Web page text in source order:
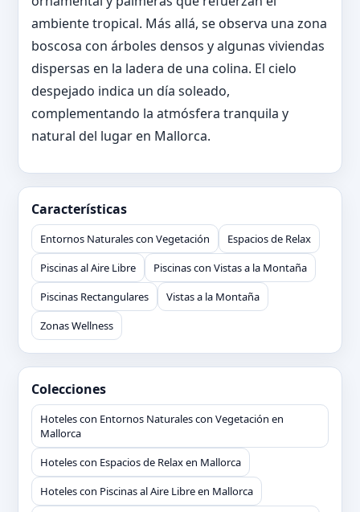
ambiente tropical. Más allá, se observa una zona
boscosa con árboles densos y algunas viviendas
dispersas en la ladera de una colina. El cielo
despejado indica un día soleado,
complementando la atmósfera tranquila y
natural del lugar en Mallorca.
Características
Entornos Naturales con Vegetación
Espacios de Relax
Piscinas al Aire Libre
Piscinas con Vistas a la Montaña
Piscinas Rectangulares
Vistas a la Montaña
Zonas Wellness
Colecciones
Hoteles con Entornos Naturales con Vegetación en
Mallorca
Hoteles con Espacios de Relax en Mallorca
Hoteles con Piscinas al Aire Libre en Mallorca